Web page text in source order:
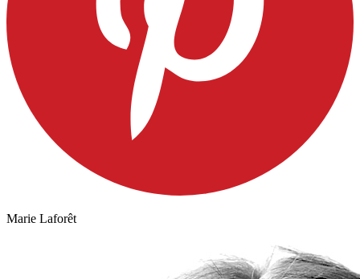
Marie Laforêt